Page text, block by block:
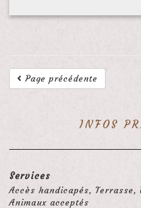
Page précédente
INFOS
Services
Accès handicapés,
Animaux acceptés